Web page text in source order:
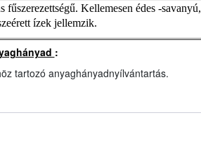
fűszerezettségű. Kellemesen édes -savanyú,
ízek jellemzik.
:
tartozó anyaghányadnyílvántartás.